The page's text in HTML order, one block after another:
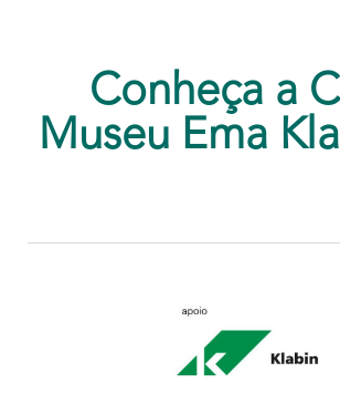
Conheça a
Museu Ema